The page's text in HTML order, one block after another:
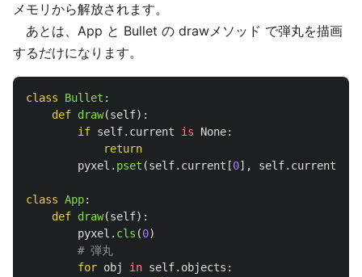
メモリから解放されます。
あとは、App と Bullet の drawメソッド で弾丸を描画
するだけになります。
class Bullet :
def draw(self):
if self. current is None:
return
pyxel . pset (self. current [0], self. current
class App:
def draw(self):
pyxel . cls (0)
for obj in self. objects :